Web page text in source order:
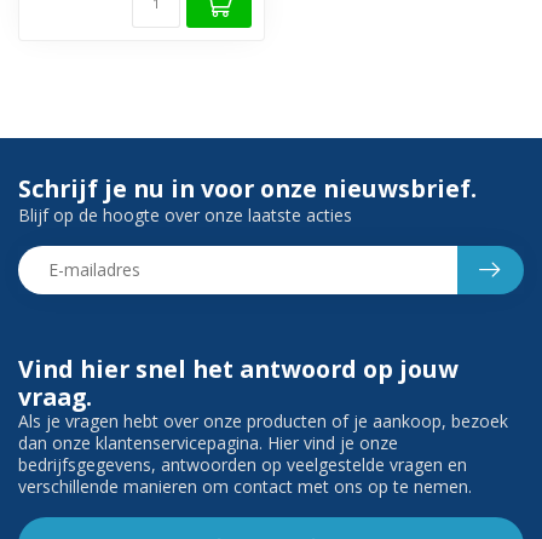
Vind hier snel het antwoord op jouw
vraag.
Als je vragen hebt over onze producten of je aankoop, bezoek
dan onze klantenservicepagina. Hier vind je onze
bedrijfsgegevens, antwoorden op veelgestelde vragen en
verschillende manieren om contact met ons op te nemen.
Schrijf je nu in voor onze nieuwsbrief.
Blijf op de hoogte over onze laatste acties